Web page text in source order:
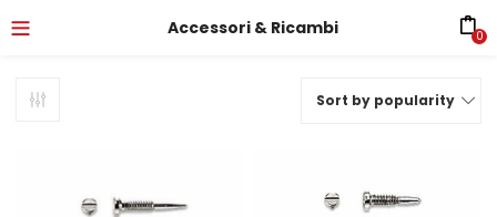
Accessori & Ricambi 0
Sort by popularity